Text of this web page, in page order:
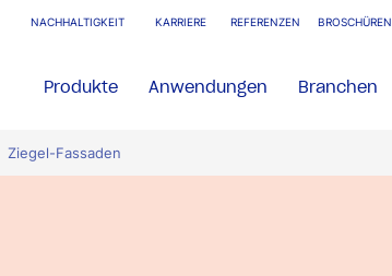
NACHHALTIGKEIT KARRIERE REFERENZEN BROSCHÜREN
Produkte Anwendungen Branchen
Ziegel-Fassaden